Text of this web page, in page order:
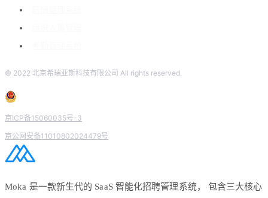
© 2022 北京希瑞亚斯科技有限公司 All rights reserved.
京ICP备15060035号-3
京公网安备11010802024479号
Moka 是一款新生代的 SaaS 智能化招聘管理系统， 包含三大核心